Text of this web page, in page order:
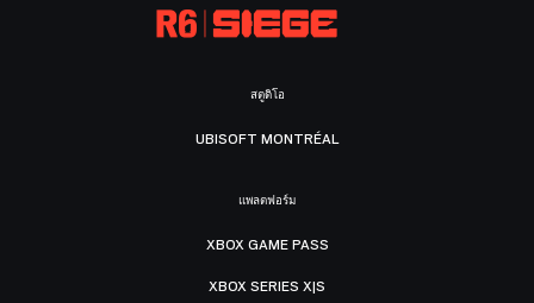
สตูดิโอ
UBISOFT MONTRÉAL
แพลตฟอร์ม
XBOX GAME PASS
XBOX SERIES X|S